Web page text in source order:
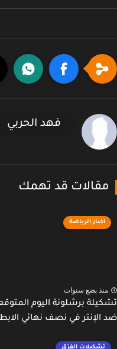
فهد الحربي
قد تهمك
اخبار الرياضة
بضع سنوات
برشلونة اليوم المتوقعة
في نصف نهائي الابطال
تشكيلات الفِرَق